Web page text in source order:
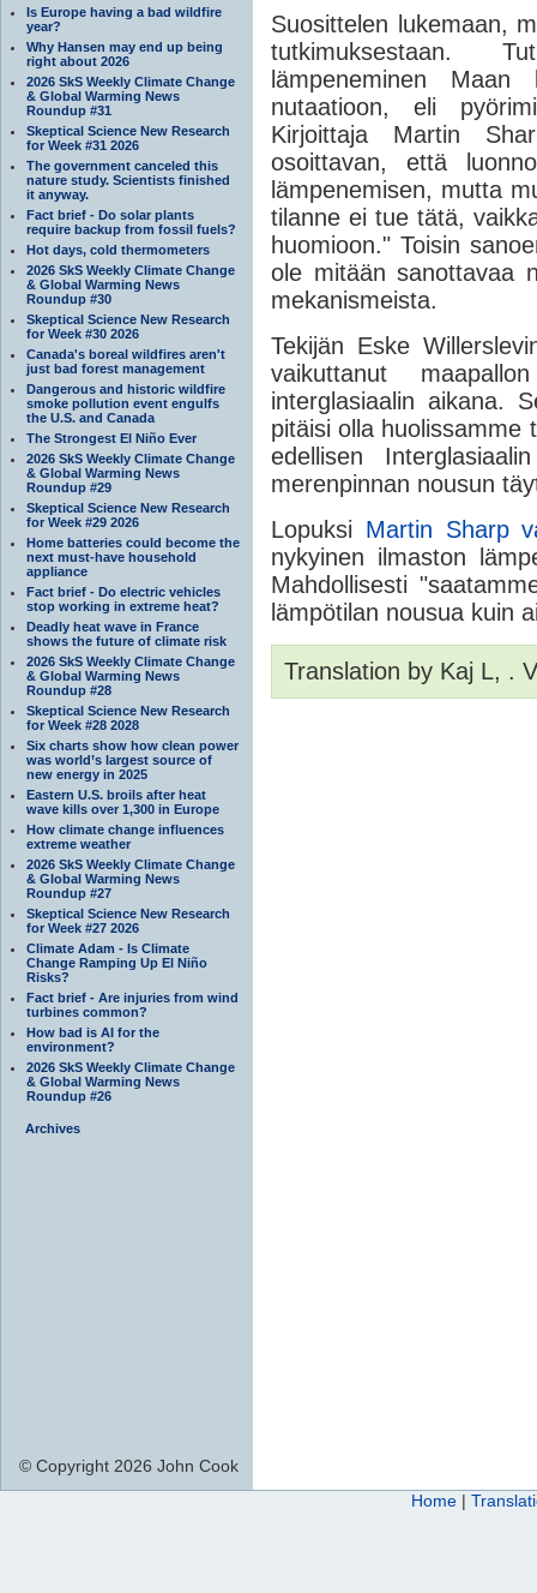
Is Europe having a bad wildfire
year?
Why Hansen may end up being
right about 2026
2026 SkS Weekly Climate Change
& Global Warming News
Roundup #31
Skeptical Science New Research
for Week #31 2026
The government canceled this
nature study. Scientists finished
it anyway.
Fact brief - Do solar plants
require backup from fossil fuels?
Hot days, cold thermometers
2026 SkS Weekly Climate Change
& Global Warming News
Roundup #30
Skeptical Science New Research
for Week #30 2026
Canada's boreal wildfires aren't
just bad forest management
Dangerous and historic wildfire
smoke pollution event engulfs
the U.S. and Canada
The Strongest El Niño Ever
2026 SkS Weekly Climate Change
& Global Warming News
Roundup #29
Skeptical Science New Research
for Week #29 2026
Home batteries could become the
next must-have household
appliance
Fact brief - Do electric vehicles
stop working in extreme heat?
Deadly heat wave in France
shows the future of climate risk
2026 SkS Weekly Climate Change
& Global Warming News
Roundup #28
Skeptical Science New Research
for Week #28 2028
Six charts show how clean power
was world’s largest source of
new energy in 2025
Eastern U.S. broils after heat
wave kills over 1,300 in Europe
How climate change influences
extreme weather
2026 SkS Weekly Climate Change
& Global Warming News
Roundup #27
Skeptical Science New Research
for Week #27 2026
Climate Adam - Is Climate
Change Ramping Up El Niño
Risks?
Fact brief - Are injuries from wind
turbines common?
How bad is AI for the
environment?
2026 SkS Weekly Climate Change
& Global Warming News
Roundup #26
Archives
Suosittelen lukemaan,
tutkimuksestaan.
lämpeneminen Maan
nutaatioon, eli
Kirjoittaja Martin
osoittavan, että
lämpenemisen, mutta
tilanne ei tue tätä,
huomioon." Toisin
ole mitään sanottavaa
mekanismeista.
Tekijän Eske
vaikuttanut
interglasiaalin aikana.
pitäisi olla huolissamme
edellisen
merenpinnan nousun
Lopuksi Martin Sharp
nykyinen ilmaston
Mahdollisesti
lämpötilan nousua kuin
Translation by Kaj L, .
© Copyright 2026 John Cook
Home |